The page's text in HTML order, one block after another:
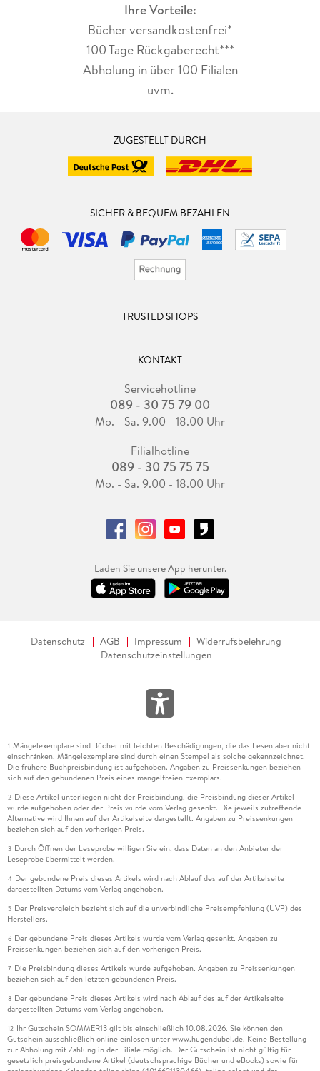
Ihre Vorteile:
Bücher versandkostenfrei*
100 Tage Rückgaberecht***
Abholung in über 100 Filialen
uvm.
ZUGESTELLT DURCH
SICHER & BEQUEM BEZAHLEN
TRUSTED SHOPS
KONTAKT
Servicehotline
089 - 30 75 79 00
Mo. - Sa. 9.00 - 18.00 Uhr
Filialhotline
089 - 30 75 75 75
Mo. - Sa. 9.00 - 18.00 Uhr
Laden Sie unsere App herunter.
Datenschutz AGB Impressum
Widerrufsbelehrung
Datenschutzeinstellungen
1 Mängelexemplare sind Bücher mit leichten Beschädigungen, die das Lesen aber nicht
einschränken. Mängelexemplare sind durch einen Stempel als solche gekennzeichnet.
Die frühere Buchpreisbindung ist aufgehoben. Angaben zu Preissenkungen beziehen
sich auf den gebundenen Preis eines mangelfreien Exemplars.
2 Diese Artikel unterliegen nicht der Preisbindung, die Preisbindung dieser Artikel
wurde aufgehoben oder der Preis wurde vom Verlag gesenkt. Die jeweils zutreffende
Alternative wird Ihnen auf der Artikelseite dargestellt. Angaben zu Preissenkungen
beziehen sich auf den vorherigen Preis.
3 Durch Öffnen der Leseprobe willigen Sie ein, dass Daten an den Anbieter der
Leseprobe übermittelt werden.
4 Der gebundene Preis dieses Artikels wird nach Ablauf des auf der Artikelseite
dargestellten Datums vom Verlag angehoben.
5 Der Preisvergleich bezieht sich auf die unverbindliche Preisempfehlung (UVP) des
Herstellers.
6 Der gebundene Preis dieses Artikels wurde vom Verlag gesenkt. Angaben zu
Preissenkungen beziehen sich auf den vorherigen Preis.
7 Die Preisbindung dieses Artikels wurde aufgehoben. Angaben zu Preissenkungen
beziehen sich auf den letzten gebundenen Preis.
8 Der gebundene Preis dieses Artikels wird nach Ablauf des auf der Artikelseite
dargestellten Datums vom Verlag angehoben.
12 Ihr Gutschein SOMMER13 gilt bis einschließlich 10.08.2026. Sie können den
Gutschein ausschließlich online einlösen unter www.hugendubel.de. Keine Bestellung
zur Abholung mit Zahlung in der Filiale möglich. Der Gutschein ist nicht gültig für
gesetzlich preisgebundene Artikel (deutschsprachige Bücher und eBooks) sowie für